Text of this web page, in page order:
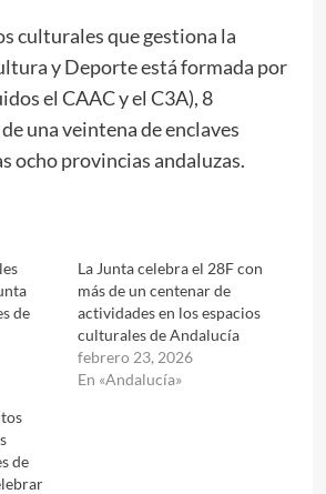
culturales que gestiona la
y Deporte está formada por
el CAAC y el C3A), 8
una veintena de enclaves
ocho provincias andaluzas.
de
La Junta celebra el 28F con
más de un centenar de
actividades en los espacios
culturales de Andalucía
febrero 23, 2026
En «Andalucía»
de